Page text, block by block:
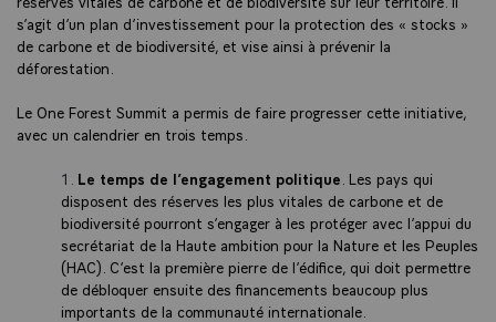
s’agit d’un plan d’investissement pour la protection des « stocks »
de carbone et de biodiversité, et vise ainsi à prévenir la
déforestation.
Le One Forest Summit a permis de faire progresser cette initiative,
avec un calendrier en trois temps.
Le temps de l’engagement politique . Les pays qui
disposent des réserves les plus vitales de carbone et de
biodiversité pourront s’engager à les protéger avec l’appui du
secrétariat de la Haute ambition pour la Nature et les Peuples
(HAC). C’est la première pierre de l’édifice, qui doit permettre
de débloquer ensuite des financements beaucoup plus
importants de la communauté internationale.